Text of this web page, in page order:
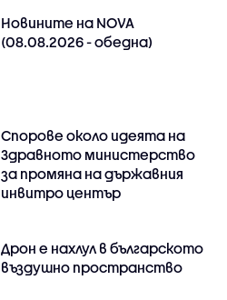
Новините на NOVA
(08.08.2026 - обедна)
Спорове около идеята на
Здравното министерство
за промяна на държавния
инвитро център
Дрон е нахлул в българското
въздушно пространство